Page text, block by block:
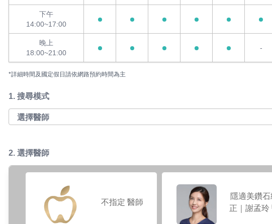
下午
14:00~17:00
晚上
18:00~21:00
-
*詳細時間及國定假日請依網路預約時間為主
1. 搜尋模式
2. 選擇醫師
不指定 醫師
隱適美鑽
正｜謝孟玲